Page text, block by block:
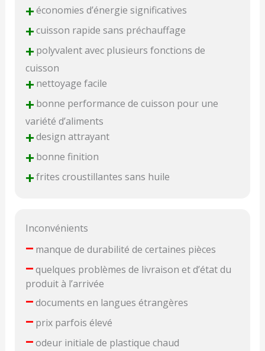
+économies d’énergie significatives
+cuisson rapide sans préchauffage
+polyvalent avec plusieurs fonctions de
cuisson
+nettoyage facile
+bonne performance de cuisson pour une
variété d’aliments
+design attrayant
+bonne finition
+frites croustillantes sans huile
Inconvénients
–manque de durabilité de certaines pièces
–quelques problèmes de livraison et d’état du
produit à l’arrivée
–documents en langues étrangères
–prix parfois élevé
–odeur initiale de plastique chaud